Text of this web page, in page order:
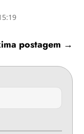
postagem →